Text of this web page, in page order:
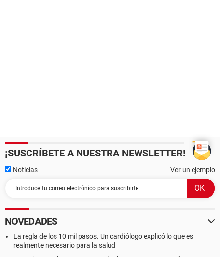
¡SUSCRÍBETE A NUESTRA NEWSLETTER!
Noticias Ver un ejemplo
NOVEDADES
La regla de los 10 mil pasos. Un cardiólogo explicó lo que es
realmente necesario para la salud